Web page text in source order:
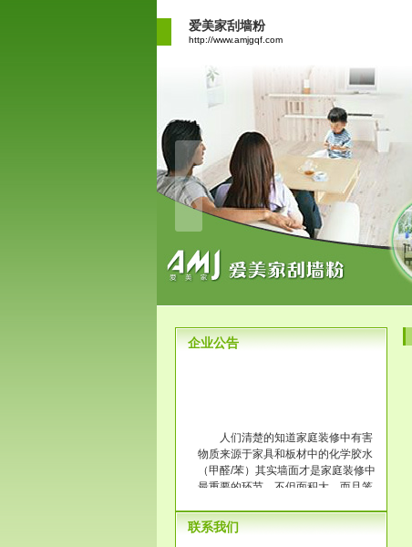
爱美家刮墙粉
http://www.amjgqf.com
企业公告
人们清楚的知道家庭装修中有害
物质来源于家具和板材中的化学胶水
（甲醛/苯）其实墙面才是家庭装修中
最重要的环节，不但面积大，而且笼
量的化学胶水，它的释放时间长达3-8
年，长时间在一个污染的环境中生
联系我们